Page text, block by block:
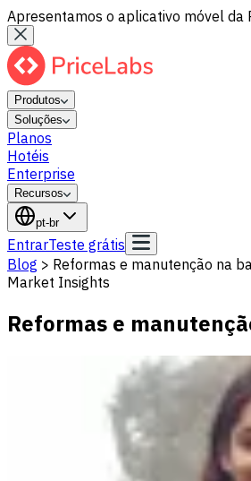
Apresentamos o aplicativo móvel da
Produtos
Soluções
Planos
Hotéis
Enterprise
Recursos
pt-br
EntrarTeste grátis
Blog > Reformas e manutenção na
Market Insights
Reformas e